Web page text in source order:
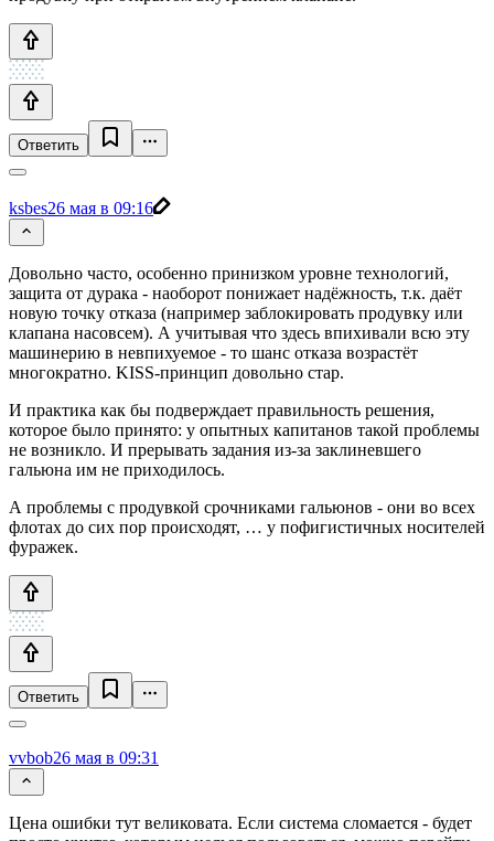
Ответить
ksbes26 мая в 09:16
Довольно часто, особенно принизком уровне технологий,
защита от дурака - наоборот понижает надёжность, т.к. даёт
новую точку отказа (например заблокировать продувку или
клапана насовсем). А учитывая что здесь впихивали всю эту
машинерию в невпихуемое - то шанс отказа возрастёт
многократно. KISS-принцип довольно стар.
И практика как бы подверждает правильность решения,
которое было принято: у опытных капитанов такой проблемы
не возникло. И прерывать задания из-за заклиневшего
гальюна им не приходилось.
А проблемы с продувкой срочниками гальюнов - они во всех
флотах до сих пор происходят, … у пофигистичных носителей
фуражек.
Ответить
vvbob26 мая в 09:31
Цена ошибки тут великовата. Если система сломается - будет